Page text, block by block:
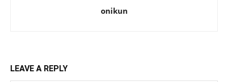
onikun
LEAVE A REPLY